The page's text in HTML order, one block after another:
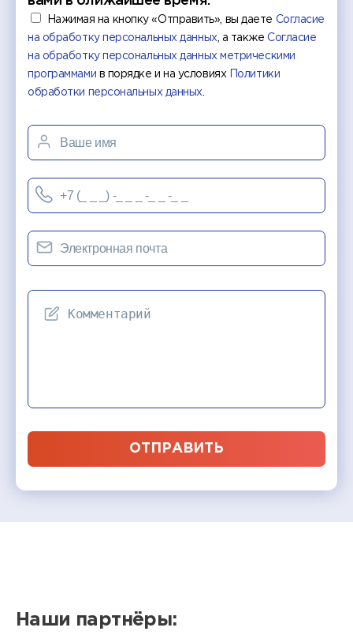
Нажимая на кнопку «Отправить», вы даете Согласие
на обработку персональных данных , а такжеСогласие
на обработку персональных данных метрическими
программами в порядке и на условиях
Политики
обработки персональных данных
ОТПРАВИТЬ
Наши партнёры: